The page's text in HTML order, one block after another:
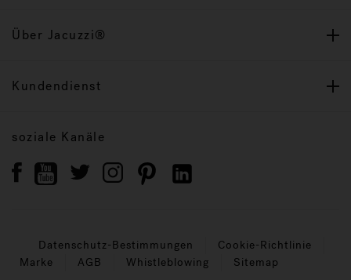
Über Jacuzzi®
Kundendienst
soziale Kanäle
Datenschutz-Bestimmungen
Cookie-Richtlinie
Marke
AGB Whistleblowing Sitemap